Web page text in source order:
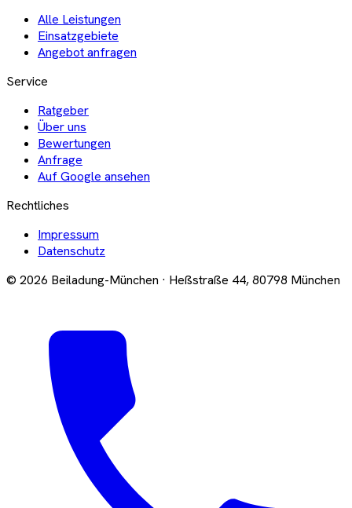
Alle Leistungen
Einsatzgebiete
Angebot anfragen
Service
Ratgeber
Über uns
Bewertungen
Anfrage
Auf Google ansehen
Rechtliches
Impressum
Datenschutz
© 2026 Beiladung-München · Heßstraße 44, 80798 München